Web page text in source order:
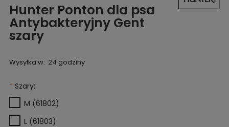
Hunter Ponton dla psa
Antybakteryjny Gent
szary
Wysyłka w: 24 godziny
* Szary:
M (61802)
L (61803)